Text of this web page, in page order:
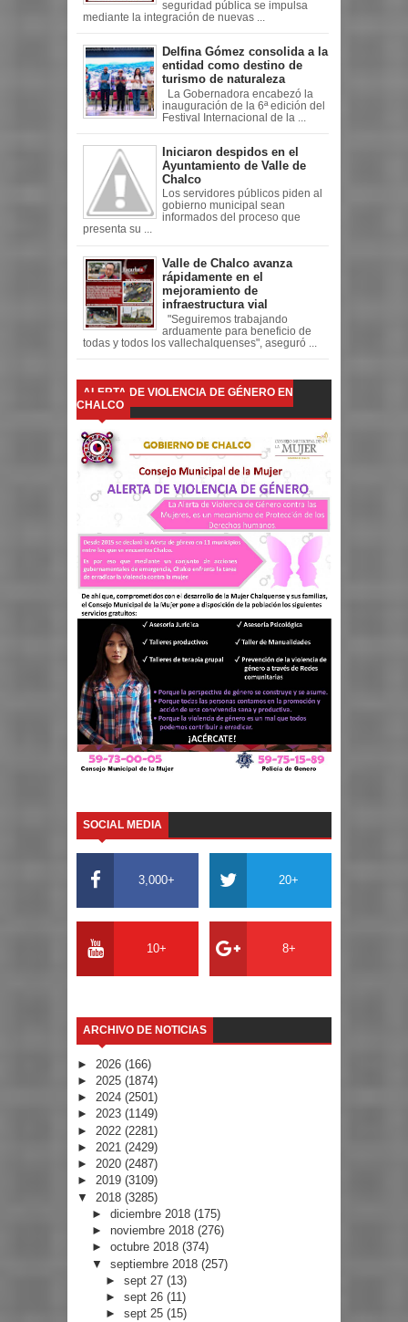
seguridad pública se impulsa
mediante la integración de nuevas ...
Delfina Gómez consolida a la
entidad como destino de
turismo de naturaleza
La Gobernadora encabezó la
inauguración de la 6ª edición del
Festival Internacional de la ...
Iniciaron despidos en el
Ayuntamiento de Valle de
Chalco
Los servidores públicos piden al
gobierno municipal sean
informados del proceso que
presenta su ...
Valle de Chalco avanza
rápidamente en el
mejoramiento de
infraestructura vial
"Seguiremos trabajando
arduamente para beneficio de
todas y todos los vallechalquenses", aseguró ...
ALERTA DE VIOLENCIA DE GÉNERO EN
CHALCO
SOCIAL MEDIA
3,000+ 20+
10+ 8+
ARCHIVO DE NOTICIAS
► 2026 (166)
► 2025 (1874)
► 2024 (2501)
► 2023 (1149)
► 2022 (2281)
► 2021 (2429)
► 2020 (2487)
► 2019 (3109)
▼ 2018 (3285)
► diciembre 2018 (175)
► noviembre 2018 (276)
► octubre 2018 (374)
▼ septiembre 2018 (257)
►sept 27(13)
►sept 26(11)
►sept 25(15)